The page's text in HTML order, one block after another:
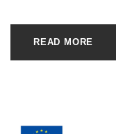
READ MORE